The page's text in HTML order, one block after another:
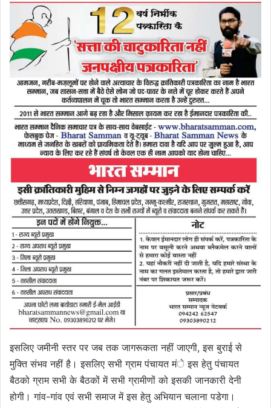
इसलिए जमीनी स्तर पर जब तक जागरूकता नहीं जाएगी, इस बुराई से
मुक्ति संभव नहीं है। इसलिए सभी ग्राम पंचायत मंे इस हेतु पंचायत
बैठको ग्राम सभी के बैठकों में सभी ग्रामीणों को इसकी जानकारी देनी
होगी। गांव-गांव एवं सभी समाज में इस हेतु अभियान चलाना पडेगा।